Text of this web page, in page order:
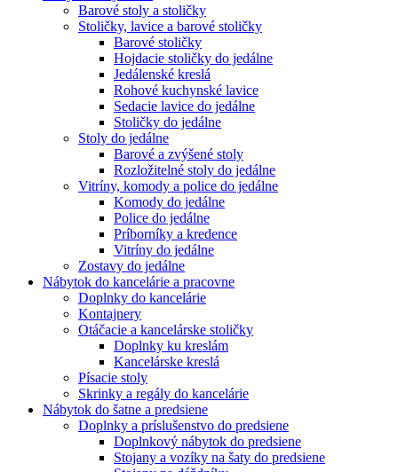
Barové stoly a stoličky
Stoličky, lavice a barové stoličky
Barové stoličky
Hojdacie stoličky do jedálne
Jedálenské kreslá
Rohové kuchynské lavice
Sedacie lavice do jedálne
Stoličky do jedálne
Stoly do jedálne
Barové a zvýšené stoly
Rozložitelné stoly do jedálne
Vitríny, komody a police do jedálne
Komody do jedálne
Police do jedálne
Príborníky a kredence
Vitríny do jedálne
Zostavy do jedálne
Nábytok do kancelárie a pracovne
Doplnky do kancelárie
Kontajnery
Otáčacie a kancelárske stoličky
Doplnky ku kreslám
Kancelárske kreslá
Písacie stoly
Skrinky a regály do kancelárie
Nábytok do šatne a predsiene
Doplnky a príslušenstvo do predsiene
Doplnkový nábytok do predsiene
Stojany a vozíky na šaty do predsiene